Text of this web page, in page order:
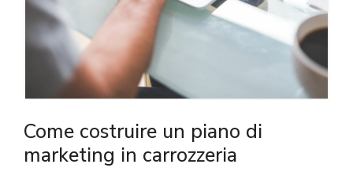
Come costruire un piano di
marketing in carrozzeria